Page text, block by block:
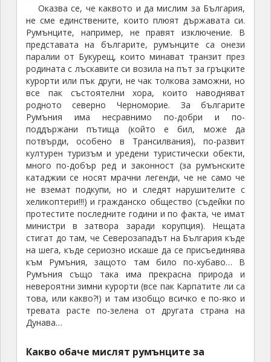
Оказва се, че каквото и да мислим за България,
не сме единствените, които плюят държавата си.
Румънците, например, не правят изключение. В
представата на българите, румънците са онези
паралии от Букурещ, които минават транзит през
родината с лъскавите си возила на път за гръцките
курорти или пък други, не чак толкова заможни, но
все пак състоятелни хора, които наводняват
родното северно Черноморие. За българите
Румъния има несравнимо по-добри и по-
поддържани пътища (който е бил, може да
потвърди, особено в Трансилвания), по-развит
културен туризъм и уредени туристически обекти,
много по-добър ред и законност (за румънските
катаджии се носят мрачни легенди, че не само че
не вземат подкупи, но и следят нарушителите с
хеликоптери!!!) и гражданско общество (съдейки по
протестите последните години и по факта, че имат
министри в затвора заради корупция). Нещата
стигат до там, че Северозападът на България къде
на шега, къде сериозно искаше да се присъединява
към Румъния, защото там било по-хубаво… В
Румъния също така има прекрасна природа и
невероятни зимни курорти (все пак Карпатите ли са
това, или какво?!) и там изобщо всичко е по-яко и
тревата расте по-зелена от другата страна на
Дунава…
Какво обаче мислят румънците за